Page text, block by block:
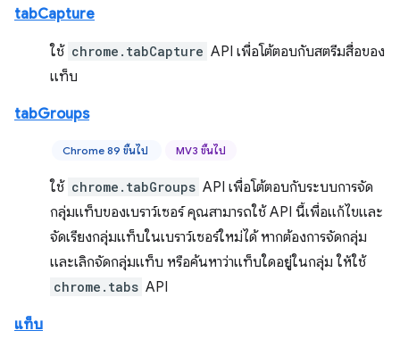
tabCapture
ใช้ chrome.tabCapture API เพื่อโต้ตอบกับสตรีมสื่อของ
แท็บ
tabGroups
Chrome 89 ขึ้นไป MV3 ขึ้นไป
ใช้ chrome.tabGroups API เพื่อโต้ตอบกับระบบการจัด
กลุ่มแท็บของเบราว์เซอร์ คุณสามารถใช้ API นี้เพื่อแก้ไขและ
จัดเรียงกลุ่มแท็บในเบราว์เซอร์ใหม่ได้ หากต้องการจัดกลุ่ม
และเลิกจัดกลุ่มแท็บ หรือค้นหาว่าแท็บใดอยู่ในกลุ่ม ให้ใช้
chrome.tabs API
แท็บ